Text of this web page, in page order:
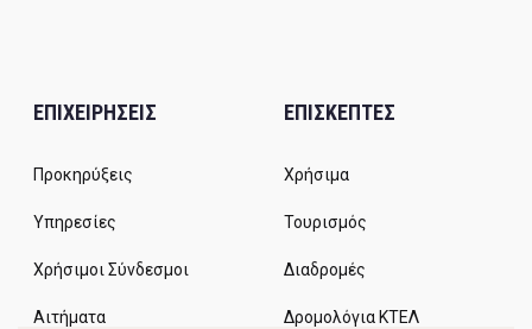
ΕΠΙΧΕΙΡΗΣΕΙΣ
Προκηρύξεις
Υπηρεσίες
Χρήσιμοι Σύνδεσμοι
Αιτήματα
ΕΠΙΣΚΕΠΤΕΣ
Χρήσιμα
Τουρισμός
Διαδρομές
Δρομολόγια ΚΤΕΛ